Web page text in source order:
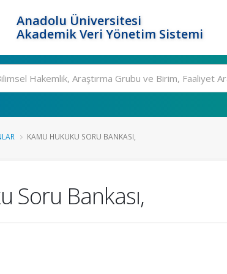
Anadolu Üniversitesi
Akademik Veri Yönetim Sistemi
KAMU HUKUKU SORU BANKASI,
Soru Bankası,